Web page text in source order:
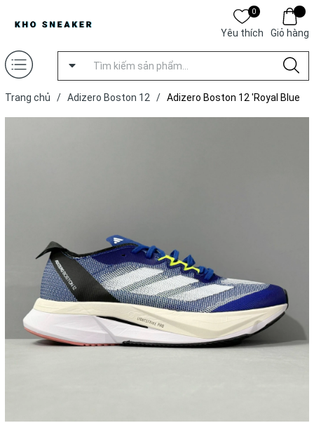
0
Yêu thích Giỏ hàng
Trang chủ / Adizero Boston 12 / Adizero Boston 12 'Royal Blue